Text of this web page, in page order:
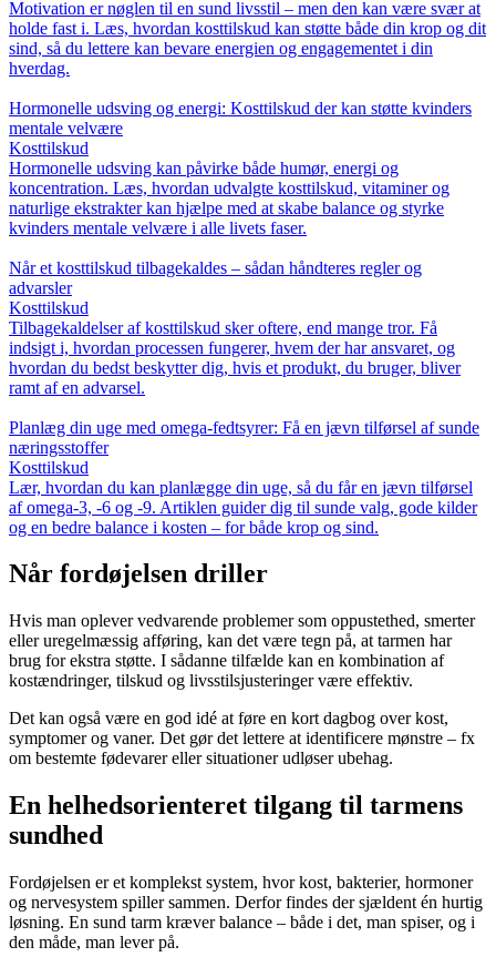
Motivation er nøglen til en sund livsstil – men den kan være svær at
holde fast i. Læs, hvordan kosttilskud kan støtte både din krop og dit
sind, så du lettere kan bevare energien og engagementet i din
hverdag.
Hormonelle udsving og energi: Kosttilskud der kan støtte kvinders
mentale velvære
Kosttilskud
Hormonelle udsving kan påvirke både humør, energi og
koncentration. Læs, hvordan udvalgte kosttilskud, vitaminer og
naturlige ekstrakter kan hjælpe med at skabe balance og styrke
kvinders mentale velvære i alle livets faser.
Når et kosttilskud tilbagekaldes – sådan håndteres regler og
advarsler
Kosttilskud
Tilbagekaldelser af kosttilskud sker oftere, end mange tror. Få
indsigt i, hvordan processen fungerer, hvem der har ansvaret, og
hvordan du bedst beskytter dig, hvis et produkt, du bruger, bliver
ramt af en advarsel.
Planlæg din uge med omega-fedtsyrer: Få en jævn tilførsel af sunde
næringsstoffer
Kosttilskud
Lær, hvordan du kan planlægge din uge, så du får en jævn tilførsel
af omega-3, -6 og -9. Artiklen guider dig til sunde valg, gode kilder
og en bedre balance i kosten – for både krop og sind.
Når fordøjelsen driller
Hvis man oplever vedvarende problemer som oppustethed, smerter
eller uregelmæssig afføring, kan det være tegn på, at tarmen har
brug for ekstra støtte. I sådanne tilfælde kan en kombination af
kostændringer, tilskud og livsstilsjusteringer være effektiv.
Det kan også være en god idé at føre en kort dagbog over kost,
symptomer og vaner. Det gør det lettere at identificere mønstre – fx
om bestemte fødevarer eller situationer udløser ubehag.
En helhedsorienteret tilgang til tarmens
sundhed
Fordøjelsen er et komplekst system, hvor kost, bakterier, hormoner
og nervesystem spiller sammen. Derfor findes der sjældent én hurtig
løsning. En sund tarm kræver balance – både i det, man spiser, og i
den måde, man lever på.